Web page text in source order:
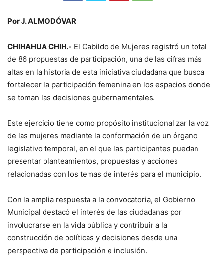
Por J. ALMODÓVAR
CHIHAHUA CHIH.- El Cabildo de Mujeres registró un total
de 86 propuestas de participación, una de las cifras más
altas en la historia de esta iniciativa ciudadana que busca
fortalecer la participación femenina en los espacios donde
se toman las decisiones gubernamentales.
Este ejercicio tiene como propósito institucionalizar la voz
de las mujeres mediante la conformación de un órgano
legislativo temporal, en el que las participantes puedan
presentar planteamientos, propuestas y acciones
relacionadas con los temas de interés para el municipio.
Con la amplia respuesta a la convocatoria, el Gobierno
Municipal destacó el interés de las ciudadanas por
involucrarse en la vida pública y contribuir a la
construcción de políticas y decisiones desde una
perspectiva de participación e inclusión.